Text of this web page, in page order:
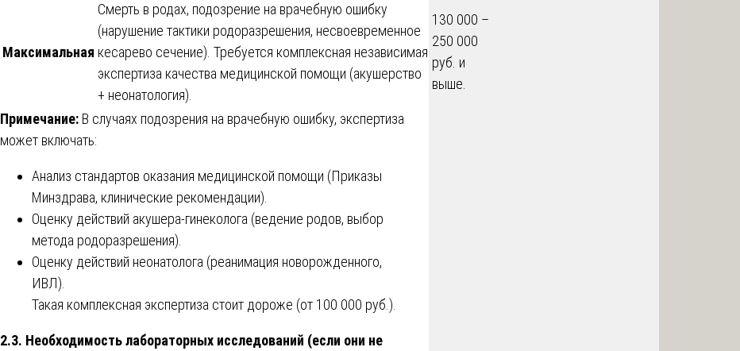
Максимальная
Смерть в родах, подозрение на врачебную ошибку
(нарушение тактики родоразрешения, несвоевременное
кесарево сечение). Требуется комплексная независимая
экспертиза качества медицинской помощи (акушерство
+ неонатология).
130 000 –
250 000
руб. и
выше.
Примечание: В случаях подозрения на врачебную ошибку, экспертиза
может включать:
Анализ стандартов оказания медицинской помощи (Приказы
Минздрава, клинические рекомендации).
Оценку действий акушера-гинеколога (ведение родов, выбор
метода родоразрешения).
Оценку действий неонатолога (реанимация новорожденного,
ИВЛ).
Такая комплексная экспертиза стоит дороже (от 100 000 руб.).
2.3. Необходимость лабораторных исследований (если они не